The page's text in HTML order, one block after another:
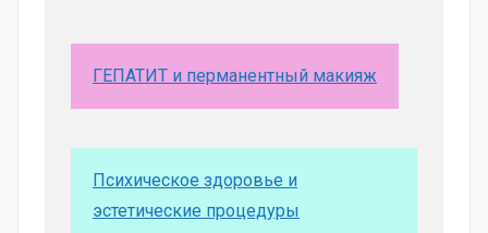
ГЕПАТИТ и перманентный макияж
Психическое здоровье и
эстетические процедуры